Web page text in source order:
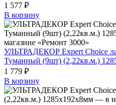
1 577 ₽
В корзину
УЛЬТРАДЕКОР Expert Choice
Туманный (9шт) (2,22кв.м.)
1 779 ₽
В корзину